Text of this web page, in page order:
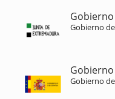
Gobierno
Gobierno